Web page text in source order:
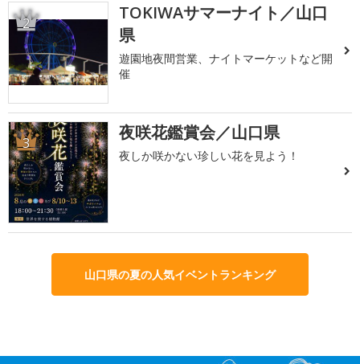
2
TOKIWAサマーナイト／山口
県
遊園地夜間営業、ナイトマーケットなど開
催
3 夜咲花鑑賞会／山口県
夜しか咲かない珍しい花を見よう！
山口県の夏の人気イベントランキング